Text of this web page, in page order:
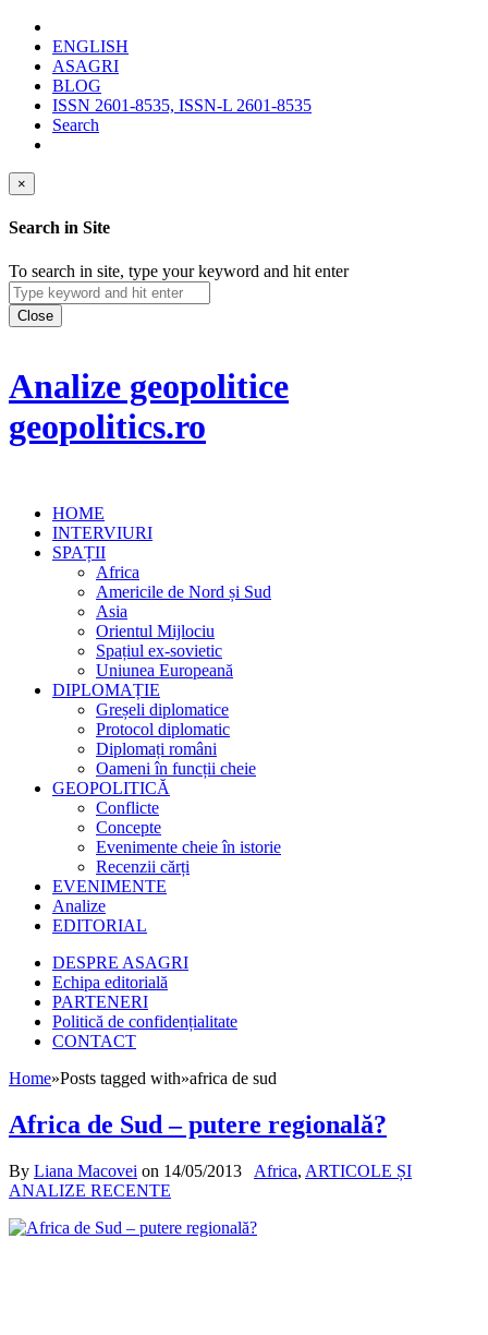
ENGLISH
ASAGRI
BLOG
ISSN 2601-8535, ISSN-L 2601-8535
Search
×
Search in Site
To search in site, type your keyword and hit enter
Close
Analize geopolitice
geopolitics.ro
HOME
INTERVIURI
SPAȚII
Africa
Americile de Nord și Sud
Asia
Orientul Mijlociu
Spațiul ex-sovietic
Uniunea Europeană
DIPLOMAȚIE
Greșeli diplomatice
Protocol diplomatic
Diplomați români
Oameni în funcții cheie
GEOPOLITICĂ
Conflicte
Concepte
Evenimente cheie în istorie
Recenzii cărți
EVENIMENTE
Analize
EDITORIAL
DESPRE ASAGRI
Echipa editorială
PARTENERI
Politică de confidențialitate
CONTACT
Home»Posts tagged with»africa de sud
Africa de Sud – putere regională?
By Liana Macovei on 14/05/2013 Africa, ARTICOLE ȘI
ANALIZE RECENTE